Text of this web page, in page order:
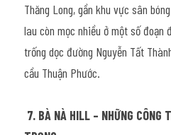
Thăng Long, gần khu vực sân
lau còn mọc nhiều ở một số đoạn
trống dọc đường Nguyễn Tất
cầu Thuận Phước.
7. BÀ NÀ HILL – NHỮNG CÔNG